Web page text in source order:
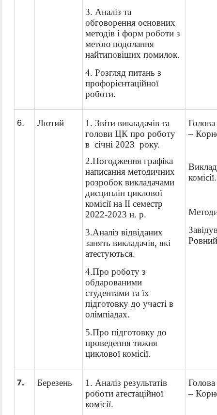
3. Аналізта
обговорення основних
методів і форм роботи з
метою подолання
найтиповіших помилок.
4. Розгляд питань з
профорієнтаційної
роботи.
6. Лютий
1. Звіти викладачів та
голови ЦК про роботу
в січні 2023 року.
2.Погодження графіка
написання методичних
розробок викладачами
дисциплін циклової
комісії на II семестр
2022-2023 н. р.
3.Аналіз відвіданих
занять викладачів, які
атестуються.
4.Про роботу з
обдарованими
студентами та їх
підготовку до участі в
олімпіадах.
5.Про підготовку до
проведення тижня
циклової комісії.
Голова
–
комісії.
7. Березень
1. Аналіз результатів
роботи атестаційної
комісії.
Голова
–